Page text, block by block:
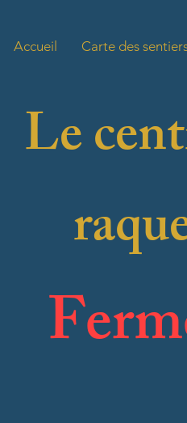
Accueil Carte des
Le